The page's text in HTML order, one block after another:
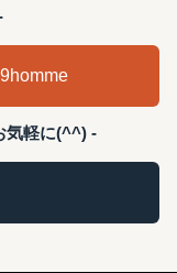
気軽に(^^) -